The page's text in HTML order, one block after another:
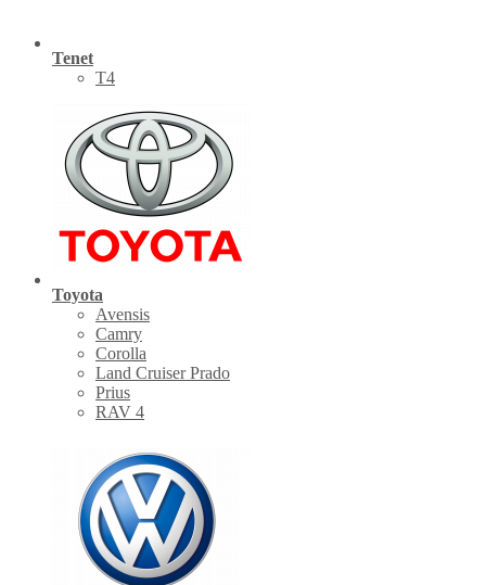
Tenet
Т4
Toyota
Avensis
Camry
Corolla
Land Cruiser Prado
Prius
RAV 4